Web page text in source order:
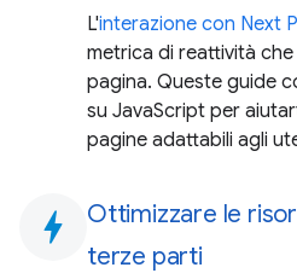
L'interazione con Next
metrica di reattività
pagina. Queste guide
su JavaScript per
pagine adattabili agli
bolt
Ottimizzare le
terze parti